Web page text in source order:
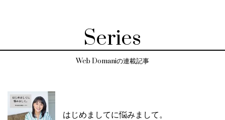
Series
Web Domaniの連載記事
はじめましてに悩みまして。